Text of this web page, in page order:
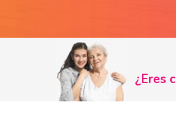
¿Eres